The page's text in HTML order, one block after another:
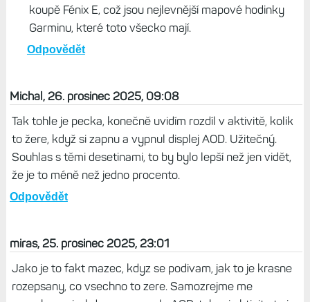
Život s Garminem, 26. prosinec 2025, 17:53
Tam už žádné novinky nepřijdou. Už jsem to zmiňoval
několikrát... Proto mi teď přijde jako celkem zajímavá
koupě Fénix E, což jsou nejlevnější mapové hodinky
Garminu, které toto všecko mají.
Michal, 26. prosinec 2025, 09:08
Tak tohle je pecka, konečně uvidím rozdíl v aktivitě, kolik